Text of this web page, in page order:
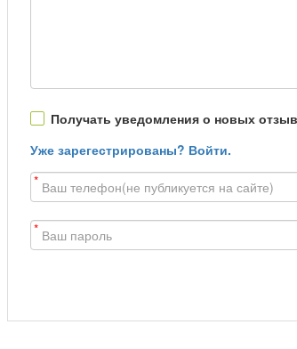
Получать уведомления о новых
Уже зарегестрированы? Войти.
*
*